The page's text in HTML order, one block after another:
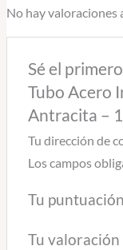
No hay valoraciones
Sé el
Tubo Acero
Antracita –
Tu dirección de
Los campos
Tu puntuación
Tu valoración